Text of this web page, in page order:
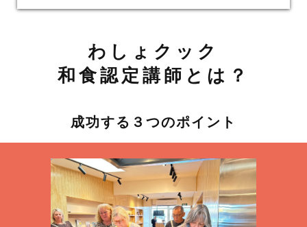
わしょクック
和食認定講師とは？
成功する３つのポイント